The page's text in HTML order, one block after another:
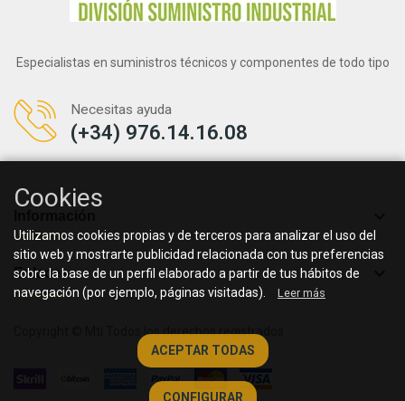
Especialistas en suministros técnicos y componentes de todo tipo
Necesitas ayuda
(+34) 976.14.16.08
Enlaces
Copyright © Mti Todos los derechos registrados
Cookies
Utilizamos cookies propias y de terceros para analizar el uso del
sitio web y mostrarte publicidad relacionada con tus preferencias
sobre la base de un perfil elaborado a partir de tus hábitos de
navegación (por ejemplo, páginas visitadas).
Leer más
ACEPTAR TODAS
CONFIGURAR